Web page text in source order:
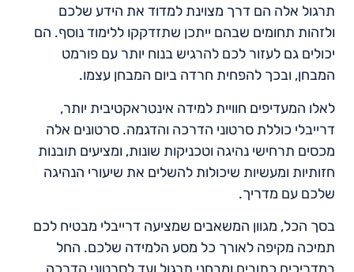
תרגול אלה הם דרך מצוינת למדוד את הידע שלכם
ולזהות תחומים שבהם ייתכן שתזדקקו ללימוד נוסף. הם
יכולים גם לעזור לכם להרגיש בנוח יותר עם פורמט
המבחן, ובכך להפחית חרדה ביום המבחן עצמו.
לאלו המעדיפים חוויית למידה אינטראקטיבית יותר,
דרייבלי כוללת סרטוני הדרכה והדגמה. סרטונים אלה
מכסים תרחישי נהיגה וטכניקות שונות, ומציעים תובנות
חזותיות ומעשיות שיכולות להשלים את שיעורי הנהיגה
שלכם עם מדריך.
בסך הכל, מגוון המשאבים שמציעה דרייבלי מבטיח לכם
תמיכה מקיפה לאורך כל מסע הלמידה שלכם. החל